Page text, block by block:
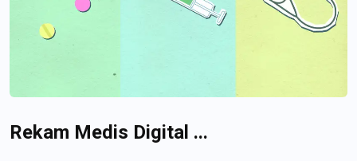
Rekam Medis Digital ...